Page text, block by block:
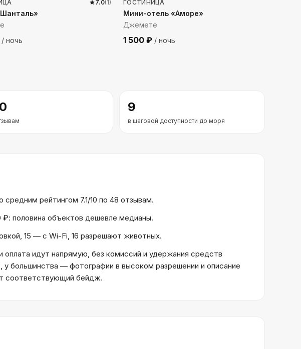
7.0(1)
/ ночь
ГОСТИНИЦА
Мини-отель «Аморе»
Джемете
1 500 ₽ / ночь
9
в шаговой доступности до моря
рейтингом 7.1/10 по 48 отзывам.
половина объектов дешевле медианы.
15 — с Wi-Fi, 16 разрешают животных.
идут напрямую, без комиссий и удержания средств
большинства — фотографии в высоком разрешении и описание
соответствующий бейдж.